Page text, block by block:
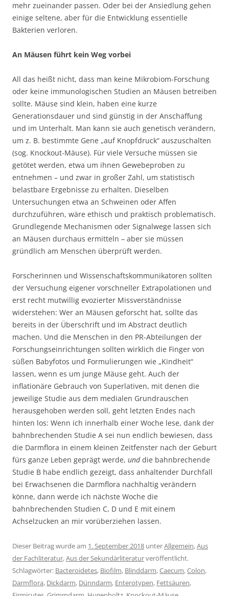
mehr zueinander passen. Oder bei der Ansiedlung gehen
einige seltene, aber für die Entwicklung essentielle
Bakterien verloren.
An Mäusen führt kein Weg vorbei
All das heißt nicht, dass man keine Mikrobiom-Forschung
oder keine immunologischen Studien an Mäusen betreiben
sollte. Mäuse sind klein, haben eine kurze
Generationsdauer und sind günstig in der Anschaffung
und im Unterhalt. Man kann sie auch genetisch verändern,
um z. B. bestimmte Gene „auf Knopfdruck“ auszuschalten
(sog. Knockout-Mäuse). Für viele Versuche müssen sie
getötet werden, etwa um ihnen Gewebeproben zu
entnehmen – und zwar in großer Zahl, um statistisch
belastbare Ergebnisse zu erhalten. Dieselben
Untersuchungen etwa an Schweinen oder Affen
durchzuführen, wäre ethisch und praktisch problematisch.
Grundlegende Mechanismen oder Signalwege lassen sich
an Mäusen durchaus ermitteln – aber sie müssen
gründlich am Menschen überprüft werden.
Forscherinnen und Wissenschaftskommunikatoren sollten
der Versuchung eigener vorschneller Extrapolationen und
erst recht mutwillig evozierter Missverständnisse
widerstehen: Wer an Mäusen geforscht hat, sollte das
bereits in der Überschrift und im Abstract deutlich
machen. Und die Menschen in den PR-Abteilungen der
Forschungseinrichtungen sollten wirklich die Finger von
süßen Babyfotos und Formulierungen wie „Kindheit“
lassen, wenn es um junge Mäuse geht. Auch der
inflationäre Gebrauch von Superlativen, mit denen die
jeweilige Studie aus dem medialen Grundrauschen
herausgehoben werden soll, geht letzten Endes nach
hinten los: Wenn ich innerhalb einer Woche lese, dank der
bahnbrechenden Studie A sei nun endlich bewiesen, dass
die Darmflora in einem kleinen Zeitfenster nach der Geburt
fürs ganze Leben geprägt werde, unddie bahnbrechende
Studie B habe endlich gezeigt, dass anhaltender Durchfall
bei Erwachsenen die Darmflora nachhaltig verändern
könne, dann werde ich nächste Woche die
bahnbrechenden Studien C, D und E mit einem
Achselzucken an mir vorüberziehen lassen.
Dieser Beitrag wurde am 1. September 2018 unterAllgemein,Aus
der Fachliteratur,Aus der Sekundärliteraturveröffentlicht.
Schlagwörter: Bacteroidetes, Biofilm, Blinddarm,Caecum,Colon,
Darmflora, Dickdarm, Dünndarm, Enterotypen, Fettsäuren,